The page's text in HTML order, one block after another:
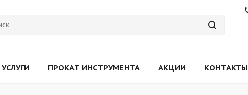
УСЛУГИ ПРОКАТ ИНСТРУМЕНТА АКЦИИ КОНТАКТЫ